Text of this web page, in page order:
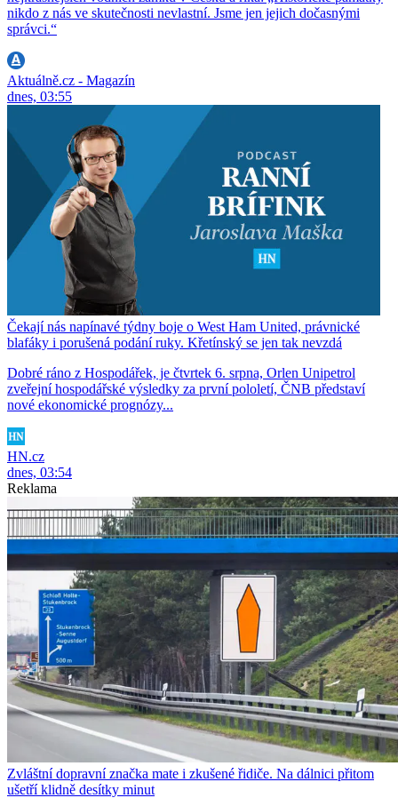
nikdo z nás ve skutečnosti nevlastní. Jsme jen jejich dočasnými
správci.“
Aktuálně.cz - Magazín
dnes, 03:55
Čekají nás napínavé týdny boje o West Ham United, právnické
blafáky i porušená podání ruky. Křetínský se jen tak nevzdá
Dobré ráno z Hospodářek, je čtvrtek 6. srpna, Orlen Unipetrol
zveřejní hospodářské výsledky za první pololetí, ČNB představí
nové ekonomické prognózy...
HN.cz
dnes, 03:54
Reklama
Zvláštní dopravní značka mate i zkušené řidiče. Na dálnici přitom
ušetří klidně desítky minut